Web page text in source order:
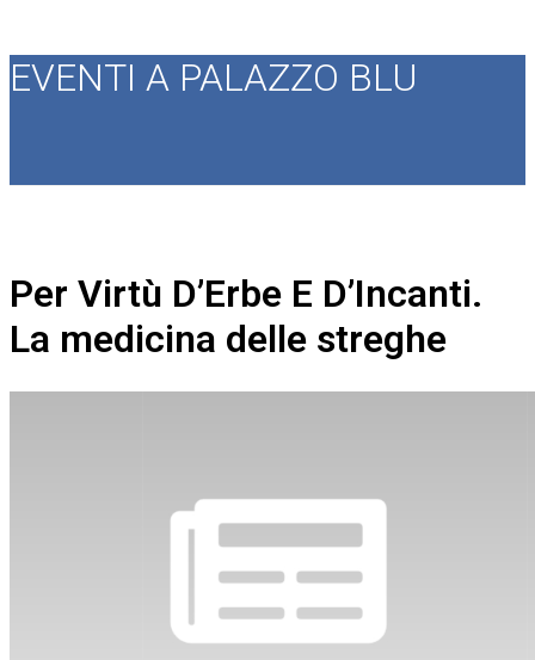
EVENTI A PALAZZO BLU
Per Virtù D’Erbe E D’Incanti.
La medicina delle streghe